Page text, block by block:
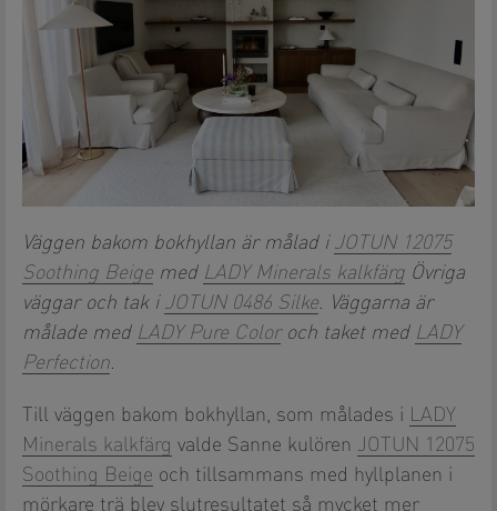
Väggen bakom bokhyllan är målad i JOTUN 12075
Soothing Beige med LADY Minerals kalkfärg Övriga
väggar och tak i JOTUN 0486 Silke. Väggarna är
målade med LADY Pure Coloroch taket med LADY
Perfection.
Till väggen bakom bokhyllan, som målades i LADY
Minerals kalkfärg valde Sanne kulören JOTUN 12075
Soothing Beige och tillsammans med hyllplanen i
mörkare trä blev slutresultatet så mycket mer